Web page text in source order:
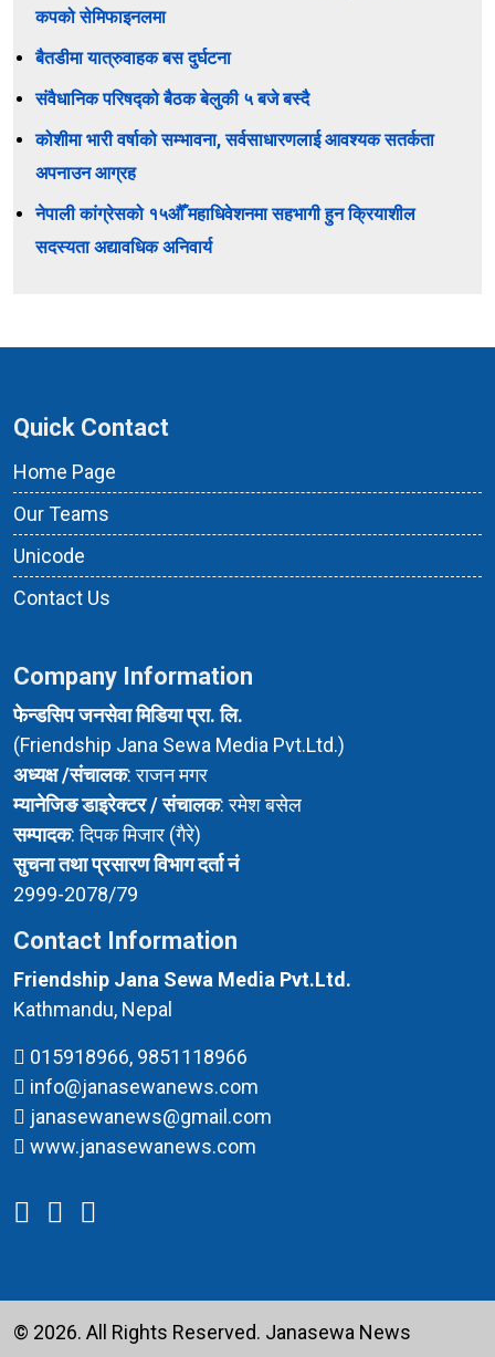
कपको सेमिफाइनलमा
बैतडीमा यात्रुवाहक बस दुर्घटना
संवैधानिक परिषद्को बैठक बेलुकी ५ बजे बस्दै
कोशीमा भारी वर्षाको सम्भावना, सर्वसाधारणलाई आवश्यक सतर्कता
अपनाउन आग्रह
नेपाली कांग्रेसको १५औँ महाधिवेशनमा सहभागी हुन क्रियाशील
सदस्यता अद्यावधिक अनिवार्य
Quick Contact
Home Page
Our Teams
Unicode
Contact Us
Company Information
फेन्डसिप जनसेवा मिडिया प्रा. लि.
(Friendship Jana Sewa Media Pvt.Ltd.)
अध्यक्ष /संचालक: राजन मगर
म्यानेजिङ डाइरेक्टर / संचालक: रमेश बसेल
सम्पादक: दिपक मिजार (गैरे)
सुचना तथा प्रसारण विभाग दर्ता नं
2999-2078/79
Contact Information
Friendship Jana Sewa Media Pvt.Ltd.
Kathmandu, Nepal
015918966, 9851118966
info@janasewanews.com
janasewanews@gmail.com
www.janasewanews.com
© 2026. All Rights Reserved. Janasewa News